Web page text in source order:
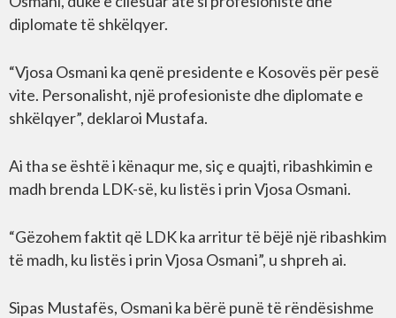
diplomate të shkëlqyer.
“Vjosa Osmani ka qenë presidente e Kosovës për pesë
vite. Personalisht, një profesioniste dhe diplomate e
shkëlqyer”, deklaroi Mustafa.
Ai tha se është i kënaqur me, siç e quajti, ribashkimin e
madh brenda LDK-së, ku listës i prin Vjosa Osmani.
“Gëzohem faktit që LDK ka arritur të bëjë një ribashkim
të madh, ku listës i prin Vjosa Osmani”, u shpreh ai.
Sipas Mustafës, Osmani ka bërë punë të rëndësishme